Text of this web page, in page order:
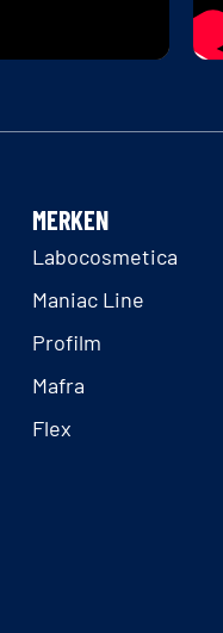
MERKEN
Labocosmetica
Maniac Line
Profilm
Mafra
Flex